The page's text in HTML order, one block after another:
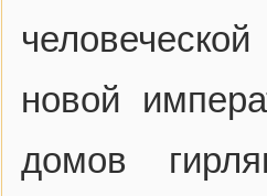
новой
домов